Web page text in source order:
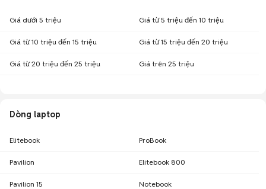
Giá dưới 5 triệu Giá từ 5 triệu đến 10 triệu
Giá từ 10 triệu đến 15 triệu Giá từ 15 triệu đến 20 triệu
Giá từ 20 triệu đến 25 triệu Giá trên 25 triệu
Dòng laptop
Elitebook ProBook
Pavilion Elitebook 800
Pavilion 15 Notebook